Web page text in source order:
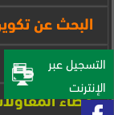
البحث عن
فضاء المتدرب
فضاء
التسجيل عبر
الإنترنت‎